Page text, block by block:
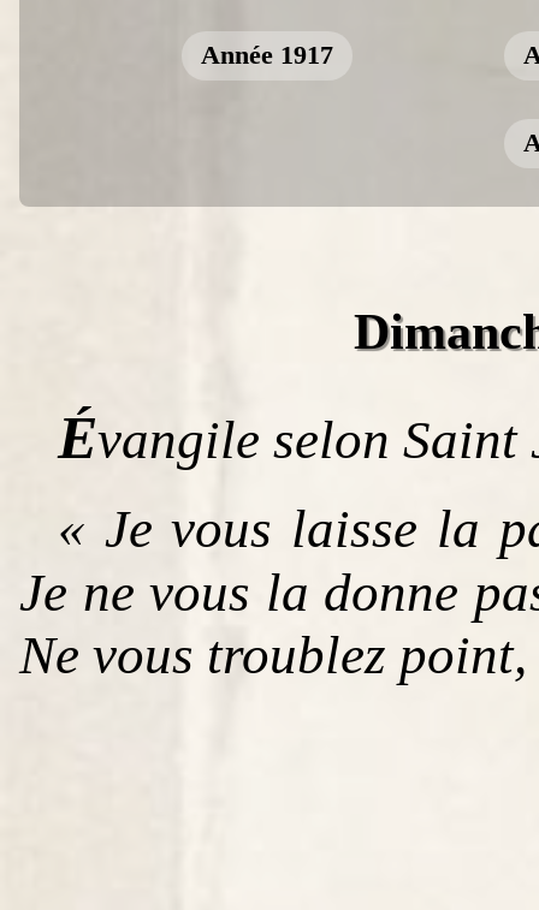
Année 1917
Évangile selon Saint
« Je vous laisse la
Je ne vous la donne
Ne vous troublez